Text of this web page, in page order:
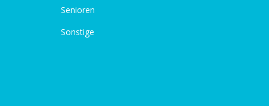
Senioren
Sonstige